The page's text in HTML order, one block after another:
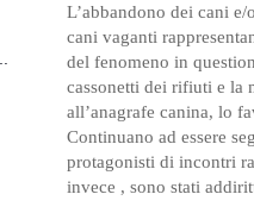
L’abbandono dei cani
cani vaganti
del fenomeno in
cassonetti dei rifiuti e la
all’anagrafe canina, lo
Continuano ad essere
protagonisti di incontri
invece , sono stati